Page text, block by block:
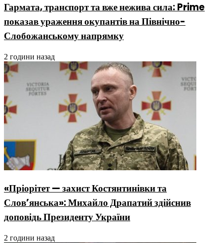
Гармата, транспорт та вже нежива сила: Prime
показав ураження окупантів на Північно-
Слобожанському напрямку
2 години назад
«Пріорітет — захист Костянтинівки та
Слов’янська»: Михайло Драпатий здійснив
доповідь Президенту України
2 години назад